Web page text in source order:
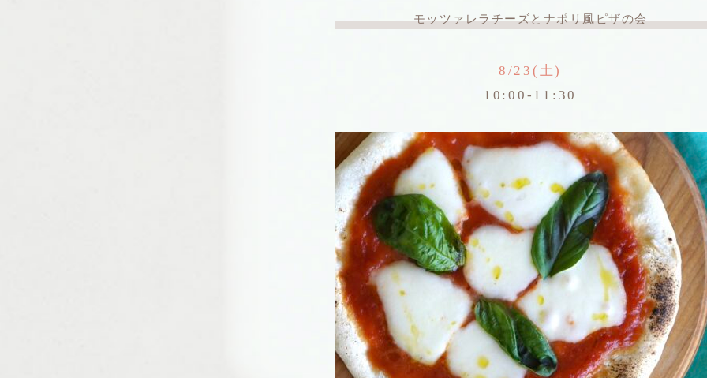
モッツァレラチーズとナポリ風ピザの会
8/23(土)
10:00-11:30